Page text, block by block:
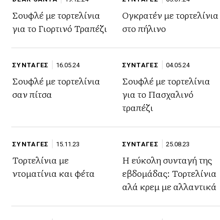
Σουφλέ με τορτελίνια
για το Γιορτινό Τραπέζι
Ογκρατέν με τορτελίνια
στο πήλινο
ΣΥΝΤΑΓΕΣ 16.05.24
Σουφλέ με τορτελίνια
σαν πίτσα
ΣΥΝΤΑΓΕΣ 04.05.24
Σουφλέ με τορτελίνια
για το Πασχαλινό
τραπέζι
ΣΥΝΤΑΓΕΣ 15.11.23
Τορτελίνια με
ντοματίνια και φέτα
ΣΥΝΤΑΓΕΣ 25.08.23
Η εύκολη συνταγή της
εβδομάδας: Τορτελίνια
αλά κρεμ με αλλαντικά